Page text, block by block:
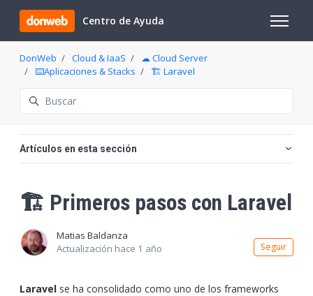
Saltar al contenido principal
Centro de Ayuda
Abrir/
DonWeb Cloud & IaaS
☁ Cloud Server
⌨️Aplicaciones & Stacks
🏗️ Laravel
Búsqueda
🏗️ Primeros pasos con Laravel
Matias Baldanza
Actualización hace 1 año Seguir
Laravel se ha consolidado como uno de los frameworks
Artículos en esta sección